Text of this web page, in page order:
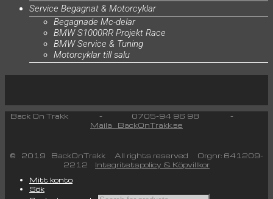
Service Begagnat & Motorcyklar
Begagnade Mc-delar
BMW S1000RR Projekt Race
BMW Service & Tuning
Motorcyklar till salu
Back On Trakk - 0705-94 96 98 -
Maila BackOnTrakk.se
© 2019 BackOnTrakk All rights reserved Orgnr: 641209-
2212 Integritetspolicy & Köpvillkor
Mitt konto
Sök